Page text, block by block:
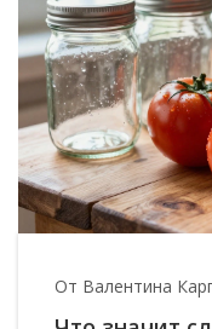
От Валентина